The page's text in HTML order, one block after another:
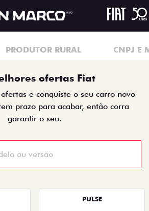
PRODUTOR RURAL CNPJ E
ofertas Fiat
e conquiste o seu carro novo
prazo para acabar, então corra
garantir o seu.
PULSE